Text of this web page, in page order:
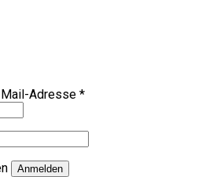
Mail-Adresse *
Anmelden